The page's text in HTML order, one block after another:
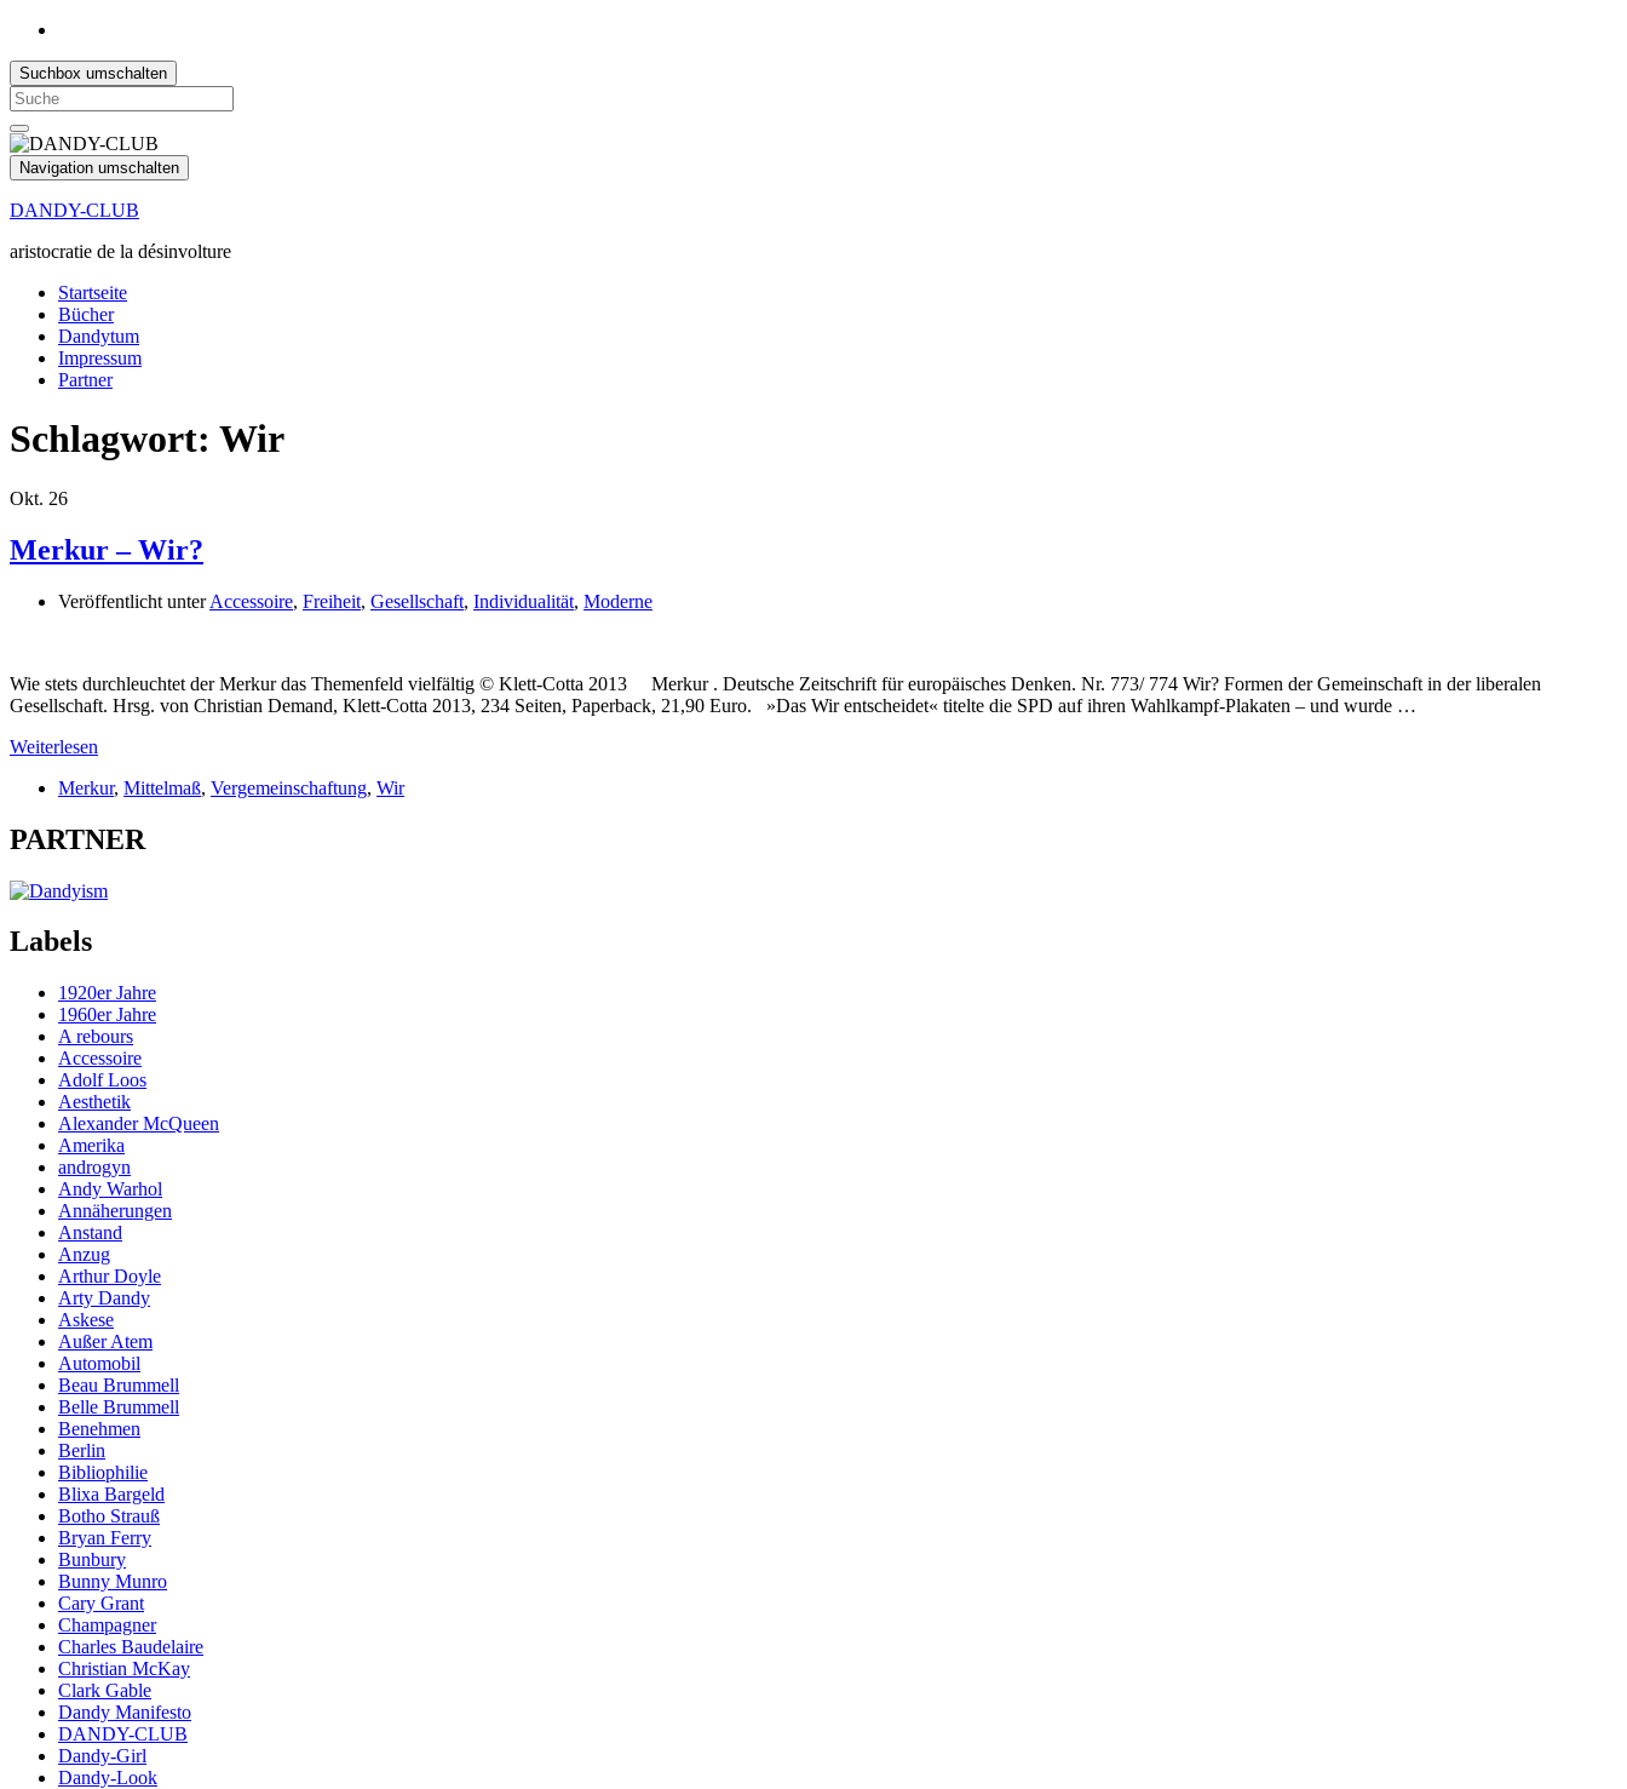
Suchbox umschalten
Search
for:
Navigation umschalten
DANDY-CLUB
aristocratie de la désinvolture
Startseite
Bücher
Dandytum
Impressum
Partner
Schlagwort: Wir
Okt. 26
Merkur – Wir?
Veröffentlicht unterAccessoire, Freiheit, Gesellschaft, Individualität, Moderne
Wie stets durchleuchtet der Merkur das Themenfeld vielfältig © Klett-Cotta 2013 Merkur . Deutsche Zeitschrift für europäisches Denken. Nr. 773/ 774 Wir? Formen der Gemeinschaft in der liberalen
Gesellschaft. Hrsg. von Christian Demand, Klett-Cotta 2013, 234 Seiten, Paperback, 21,90 Euro. »Das Wir entscheidet« titelte die SPD auf ihren Wahlkampf-Plakaten – und wurde …
Weiterlesen
Merkur, Mittelmaß, Vergemeinschaftung, Wir
PARTNER
Labels
1920er Jahre
1960er Jahre
A rebours
Accessoire
Adolf Loos
Aesthetik
Alexander McQueen
Amerika
androgyn
Andy Warhol
Annäherungen
Anstand
Anzug
Arthur Doyle
Arty Dandy
Askese
Außer Atem
Automobil
Beau Brummell
Belle Brummell
Benehmen
Berlin
Bibliophilie
Blixa Bargeld
Botho Strauß
Bryan Ferry
Bunbury
Bunny Munro
Cary Grant
Champagner
Charles Baudelaire
Christian McKay
Clark Gable
Dandy Manifesto
DANDY-CLUB
Dandy-Girl
Dandy-Look